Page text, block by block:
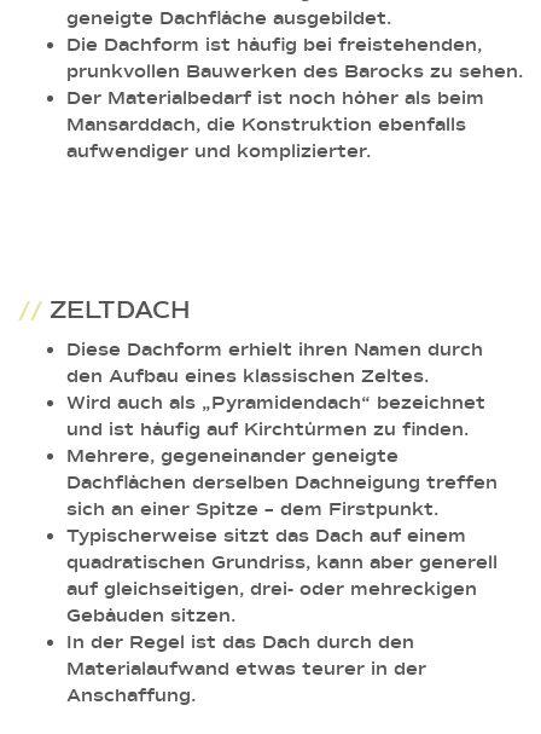
geneigte Dachfläche ausgebildet.
Die Dachform ist häufig bei freistehenden,
prunkvollen Bauwerken des Barocks zu sehen.
Der Materialbedarf ist noch höher als beim
Mansarddach, die Konstruktion ebenfalls
aufwendiger und komplizierter.
// ZELTDACH
Diese Dachform erhielt ihren Namen durch
den Aufbau eines klassischen Zeltes.
Wird auch als „Pyramidendach“ bezeichnet
und ist häufig auf Kirchtürmen zu finden.
Mehrere, gegeneinander geneigte
Dachflächen derselben Dachneigung treffen
sich an einer Spitze – dem Firstpunkt.
Typischerweise sitzt das Dach auf einem
quadratischen Grundriss, kann aber generell
auf gleichseitigen, drei- oder mehreckigen
Gebäuden sitzen.
In der Regel ist das Dach durch den
Materialaufwand etwas teurer in der
Anschaffung.